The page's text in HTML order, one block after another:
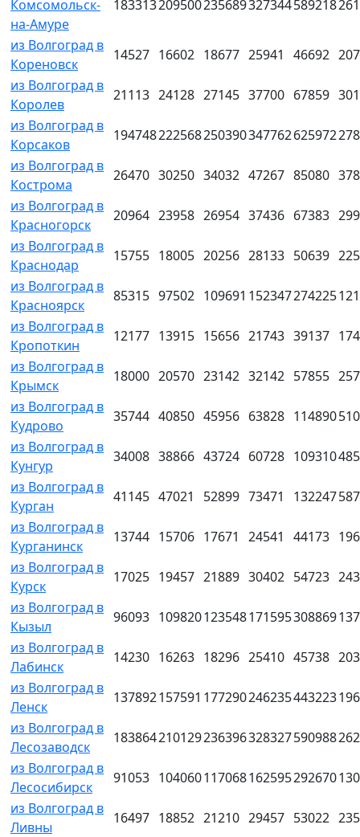
Комсомольск-
на-Амуре
183313209500235689327344589218
из Волгоград в
Кореновск
14527 16602 18677 25941 46692
из Волгоград в
Королев
21113 24128 27145 37700 67859
из Волгоград в
Корсаков
194748222568250390347762625972
из Волгоград в
Кострома
26470 30250 34032 47267 85080
из Волгоград в
Красногорск
20964 23958 26954 37436 67383
из Волгоград в
Краснодар
15755 18005 20256 28133 50639
из Волгоград в
Красноярск
85315 97502 109691 152347274225
из Волгоград в
Кропоткин
12177 13915 15656 21743 39137
из Волгоград в
Крымск
18000 20570 23142 32142 57855
из Волгоград в
Кудрово
35744 40850 45956 63828 114890
из Волгоград в
Кунгур
34008 38866 43724 60728 109310
из Волгоград в
Курган
41145 47021 52899 73471 132247
из Волгоград в
Курганинск
13744 15706 17671 24541 44173
из Волгоград в
Курск
17025 19457 21889 30402 54723
из Волгоград в
Кызыл
96093 109820123548171595308869
из Волгоград в
Лабинск
14230 16263 18296 25410 45738
из Волгоград в
Ленск
137892157591 177290246235443223
из Волгоград в
Лесозаводск
183864210129236396328327590988
из Волгоград в
Лесосибирск
91053 104060117068162595292670
из Волгоград в
Ливны
16497 18852 21210 29457 53022